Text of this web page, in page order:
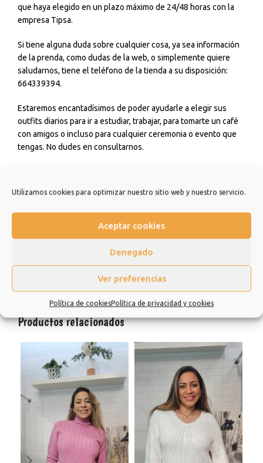
Utilizamos cookies para optimizar nuestro sitio web y nuestro servicio.
Aceptar cookies
Denegado
Ver preferencias
Política de cookiesPolítica de privacidad y cookies
que haya elegido en un plazo máximo de 24/48 horas con la
empresa Tipsa.
Si tiene alguna duda sobre cualquier cosa, ya sea información
de la prenda, como dudas de la web, o simplemente quiere
saludarnos, tiene el teléfono de la tienda a su disposición:
664339394.
Estaremos encantadísimos de poder ayudarle a elegir sus
outfits diarios para ir a estudiar, trabajar, para tomarte un café
con amigos o incluso para cualquier ceremonia o evento que
tengas. No dudes en consultarnos.
repetir.
Productos relacionados